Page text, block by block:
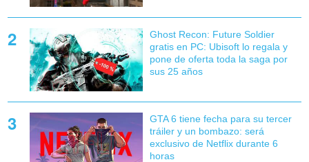
Ghost Recon: Future Soldier
gratis en PC: Ubisoft lo regala y
pone de oferta toda la saga por
sus 25 años
GTA 6 tiene fecha para su tercer
tráiler y un bombazo: será
exclusivo de Netflix durante 6
horas